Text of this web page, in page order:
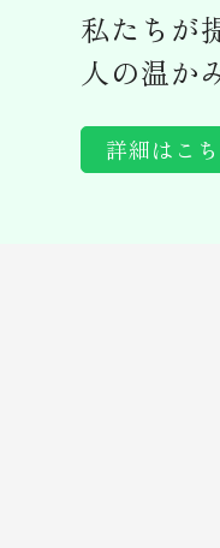
私たちが
人の温か
詳細はこ